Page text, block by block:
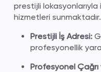
prestijli
hizmetleri
Prestijli İş Adresi:
profesyonellik
Profesyonel